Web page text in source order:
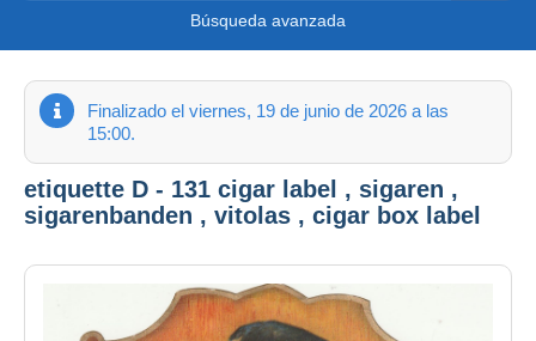
Búsqueda avanzada
Finalizado el viernes, 19 de junio de 2026 a las
15:00.
etiquette D - 131 cigar label , sigaren ,
sigarenbanden , vitolas , cigar box label